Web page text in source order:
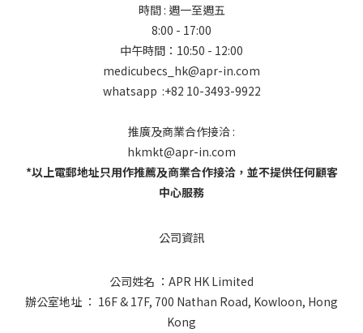
時間 : 週一至週五
8:00 - 17:00
中午時間：10:50 - 12:00
medicubecs_hk@apr-in.com
whatsapp :+82 10-3493-9922
推廣及商業合作接洽 :
hkmkt@apr-in.com
*以上電郵地址只用作推薦及商業合作接洽，並不提供任何顧客
中心服務
公司資訊
公司姓名 ：APR HK Limited
辦公室地址 ： 16F & 17F, 700 Nathan Road, Kowloon, Hong
Kong